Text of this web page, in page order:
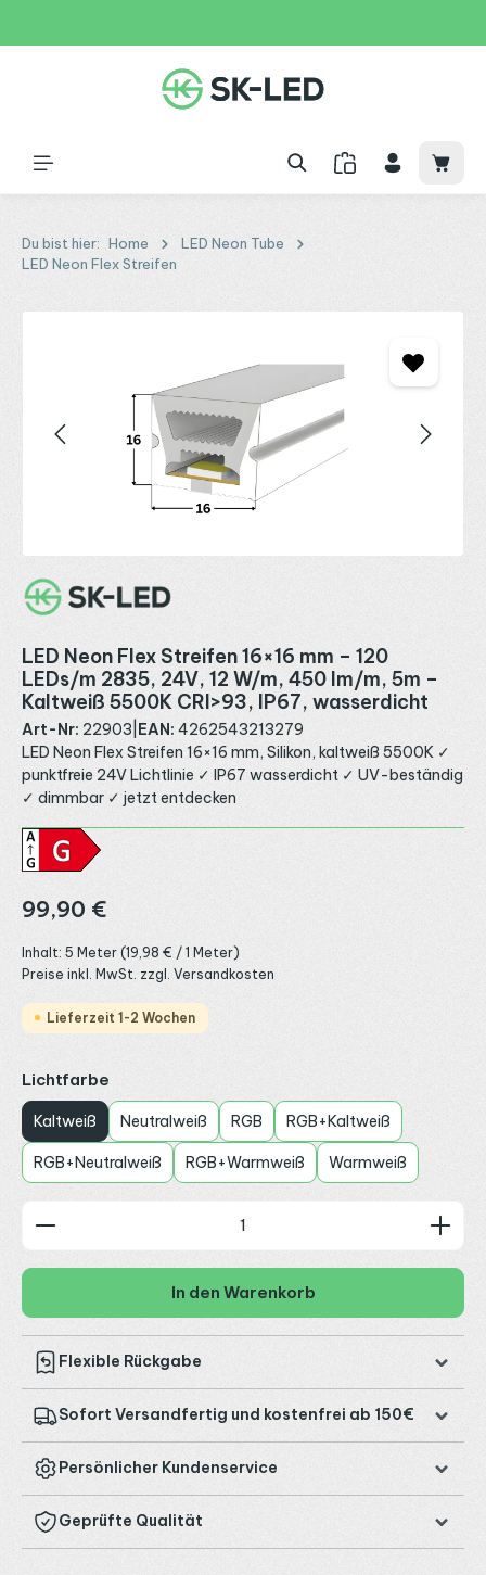
Du bist hier: Home
LED Neon Tube
LED Neon Flex Streifen
LED Neon Flex Streifen 16×16 mm – 120
LEDs/m 2835, 24V, 12 W/m, 450 lm/m, 5m –
Kaltweiß 5500K CRI>93, IP67, wasserdicht
Art-Nr: 22903 EAN: 4262543213279
LED Neon Flex Streifen 16×16 mm, Silikon, kaltweiß 5500K ✓
punktfreie 24V Lichtlinie ✓ IP67 wasserdicht ✓ UV-beständig
✓ dimmbar ✓ jetzt entdecken
Regulärer Preis:
99,90 €
Inhalt: 5 Meter (19,98 € / 1 Meter)
Preise inkl. MwSt. zzgl. Versandkosten
Lieferzeit 1-2 Wochen
Lichtfarbe
Kaltweiß Neutralweiß RGB RGB+Kaltweiß
RGB+Neutralweiß RGB+Warmweiß Warmweiß
Produkt Anzahl: Gib den gewünschten Wert ein
In den Warenkorb
Flexible Rückgabe
Sofort Versandfertig und kostenfrei ab 150€
Persönlicher Kundenservice
Geprüfte Qualität